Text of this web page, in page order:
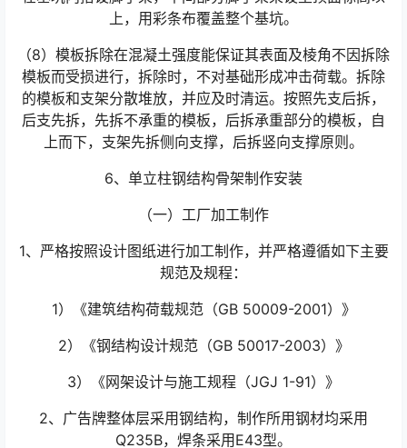
上，用彩条布覆盖整个基坑。
（8）模板拆除在混凝土强度能保证其表面及棱角不因拆除
模板而受损进行，拆除时，不对基础形成冲击荷载。拆除
的模板和支架分散堆放，并应及时清运。按照先支后拆，
后支先拆，先拆不承重的模板，后拆承重部分的模板，自
上而下，支架先拆侧向支撑，后拆竖向支撑原则。
6、单立柱钢结构骨架制作安装
（一）工厂加工制作
1、严格按照设计图纸进行加工制作，并严格遵循如下主要
规范及规程：
1）《建筑结构荷载规范（GB 50009-2001）》
2）《钢结构设计规范（GB 50017-2003）》
3）《网架设计与施工规程（JGJ 1-91）》
2、广告牌整体层采用钢结构，制作所用钢材均采用
Q235B，焊条采用E43型。